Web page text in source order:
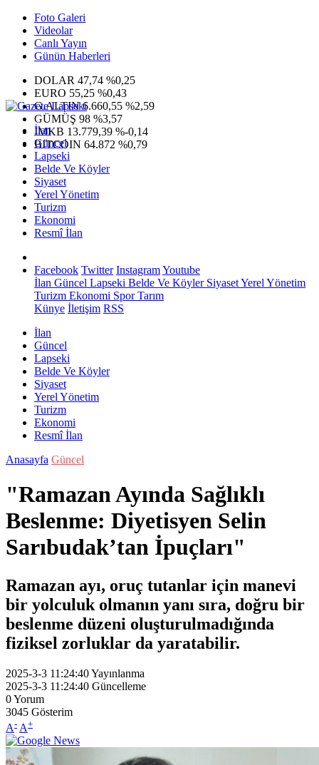
Foto Galeri
Videolar
Canlı Yayın
Günün Haberleri
DOLAR 47,74 %0,25
EURO 55,25 %0,43
G.ALTIN6.660,55 %2,59
GÜMÜŞ 98 %3,57
IMKB 13.779,39 %-0,14
BITCOIN 64.872 %0,79
İlan
Güncel
Lapseki
Belde Ve Köyler
Siyaset
Yerel Yönetim
Turizm
Ekonomi
Resmî İlan
Facebook Twitter InstagramYoutube
İlan Güncel Lapseki Belde Ve KöylerSiyasetYerel Yönetim
Turizm Ekonomi SporTarım
Künye İletişim RSS
İlan
Güncel
Lapseki
Belde Ve Köyler
Siyaset
Yerel Yönetim
Turizm
Ekonomi
Resmî İlan
Anasayfa Güncel
"Ramazan Ayında Sağlıklı
Beslenme: Diyetisyen Selin
Sarıbudak’tan İpuçları"
Ramazan ayı, oruç tutanlar için manevi
bir yolculuk olmanın yanı sıra, doğru bir
beslenme düzeni oluşturulmadığında
fiziksel zorluklar da yaratabilir.
2025-3-3 11:24:40Yayınlanma
2025-3-3 11:24:40 Güncelleme
0Yorum
3045 Gösterim
A- A+